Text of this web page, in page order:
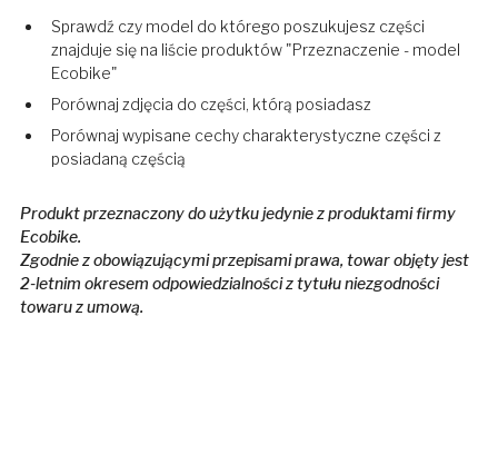
Sprawdź czy model do którego poszukujesz części
znajduje się na liście produktów "Przeznaczenie - model
Ecobike"
Porównaj zdjęcia do części, którą posiadasz
Porównaj wypisane cechy charakterystyczne części z
posiadaną częścią
Produkt przeznaczony do użytku jedynie z produktami firmy
Ecobike.
Zgodnie z obowiązującymi przepisami prawa, towar objęty jest
2-letnim okresem odpowiedzialności z tytułu niezgodności
towaru z umową.